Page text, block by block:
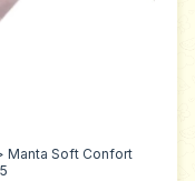
Manta Soft Confort